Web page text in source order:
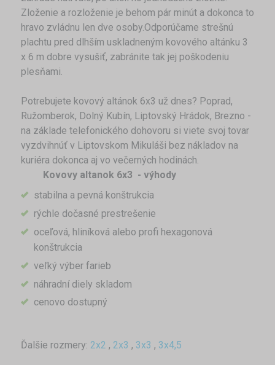
Zloženie a rozloženie je behom pár minút a dokonca to
hravo zvládnu len dve osoby.Odporúčame strešnú
plachtu pred dlhším uskladneným kovového altánku 3
x 6 m dobre vysušiť, zabránite tak jej poškodeniu
plesňami.
Potrebujete kovový altánok 6x3 už dnes? Poprad,
Ružomberok, Dolný Kubín, Liptovský Hrádok, Brezno -
na základe telefonického dohovoru si viete svoj tovar
vyzdvihnúť v Liptovskom Mikuláši bez nákladov na
kuriéra dokonca aj vo večerných hodinách.
Kovovy altanok 6x3 - výhody
stabilna a pevná konštrukcia
rýchle dočasné prestrešenie
oceľová, hliníková alebo profi hexagonová
konštrukcia
veľký výber farieb
náhradní diely skladom
cenovo dostupný
Ďalšie rozmery: 2x2 , 2x3 , 3x3 , 3x4,5